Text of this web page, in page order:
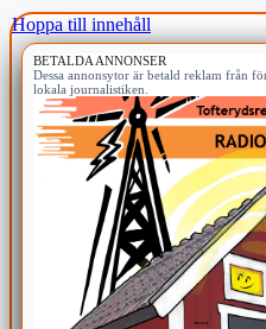
Hoppa till innehåll
BETALDA ANNONSER
Dessa annonsytor är betald reklam från
lokala journalistiken.